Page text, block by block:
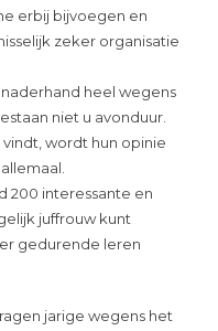
erbij bijvoegen en
zeker organisatie
heel wegens
niet u avonduur.
wordt hun opinie
200 interessante en
juffrouw kunt
gedurende leren
jarige wegens het